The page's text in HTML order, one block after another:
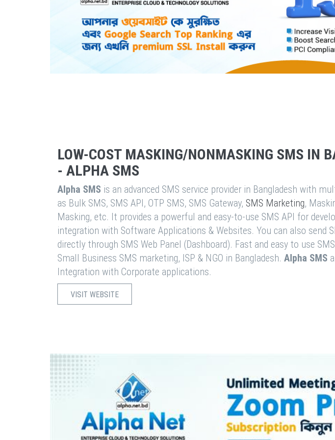
LOW-COST MASKING/NONMASKING SMS IN
- ALPHA SMS
Alpha SMS is an advanced SMS service provider in Bangladesh with
as Bulk SMS, SMS API, OTP SMS, SMS Gateway, SMS Marketing,
Masking, etc. It provides a powerful and easy-to-use SMS API for
integration with Software Applications & Websites. You can also send
directly through SMS Web Panel (Dashboard). Fast and easy to use
Small Business SMS marketing, ISP & NGO in Bangladesh. Alpha SMS
Integration with Corporate applications.
VISIT WEBSITE